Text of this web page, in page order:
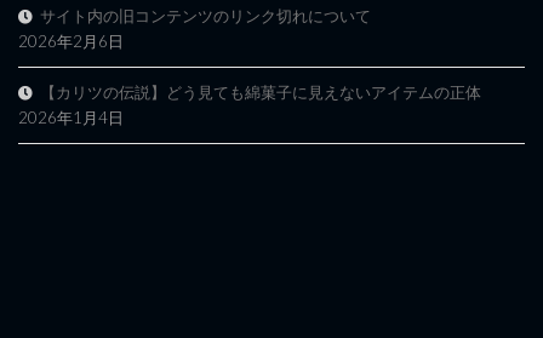
サイト内の旧コンテンツのリンク切れについて
2026年2月6日
【カリツの伝説】どう見ても綿菓子に見えないアイテムの正体
2026年1月4日